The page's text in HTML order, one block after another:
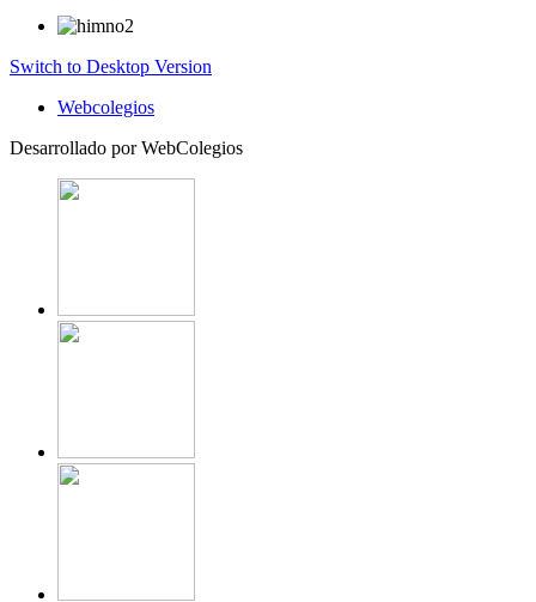
Switch to Desktop Version
Webcolegios
Desarrollado por WebColegios